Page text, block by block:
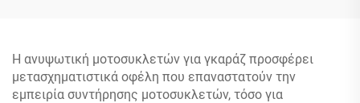
Η ανυψωτική μοτοσυκλετών για γκαράζ προσφέρει
μετασχηματιστικά οφέλη που επαναστατούν την
εμπειρία συντήρησης μοτοσυκλετών, τόσο για